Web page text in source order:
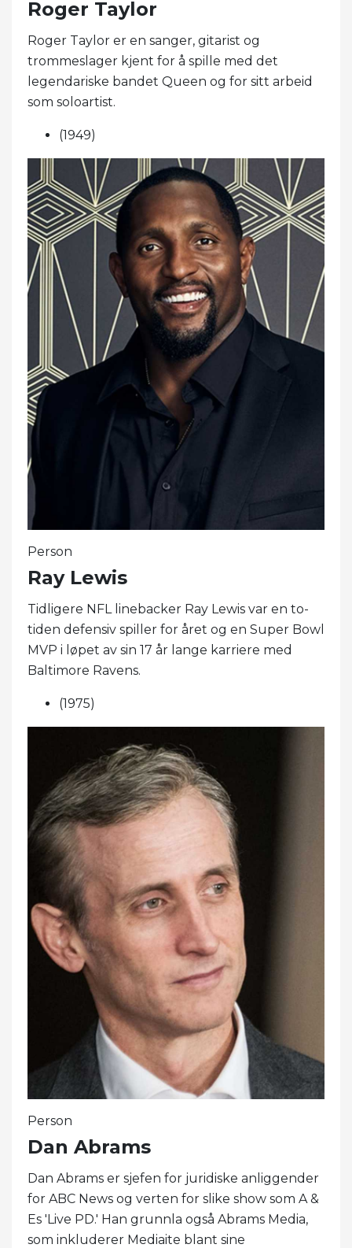
Roger Taylor
Roger Taylor er en sanger, gitarist og
trommeslager kjent for å spille med det
legendariske bandet Queen og for sitt arbeid
som soloartist.
(1949)
Person
Ray Lewis
Tidligere NFL linebacker Ray Lewis var en to-
tiden defensiv spiller for året og en Super Bowl
MVP i løpet av sin 17 år lange karriere med
Baltimore Ravens.
(1975)
Person
Dan Abrams
Dan Abrams er sjefen for juridiske anliggender
for ABC News og verten for slike show som A &
Es 'Live PD.' Han grunnla også Abrams Media,
som inkluderer Mediaite blant sine